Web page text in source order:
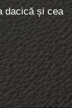
dacică și cea